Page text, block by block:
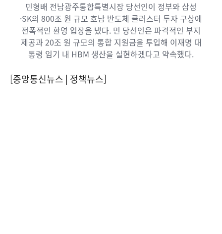
민형배 전남광주통합특별시장 당선인이 정부와 삼성
·SK의 800조 원 규모 호남 반도체 클러스터 투자 구상에
전폭적인 환영 입장을 냈다. 민 당선인은 파격적인 부지
제공과 20조 원 규모의 통합 지원금을 투입해 이재명 대
통령 임기 내 HBM 생산을 실현하겠다고 약속했다.
[중앙통신뉴스│정책뉴스]